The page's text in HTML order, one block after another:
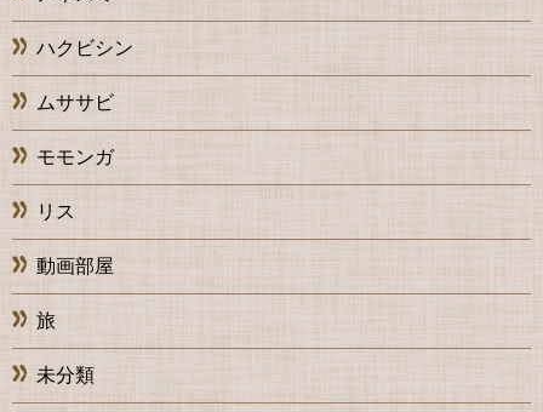
ハクビシン
ムササビ
モモンガ
リス
動画部屋
旅
未分類